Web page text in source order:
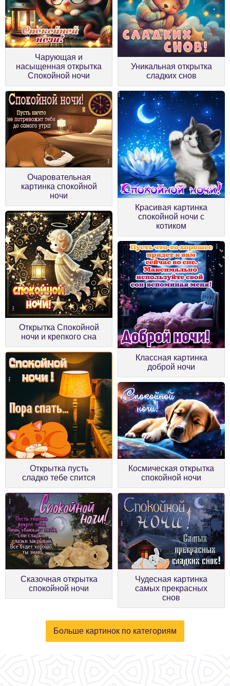
Чарующая и
насыщенная открытка
Спокойной ночи
Уникальная открытка
сладких снов
Очаровательная
картинка спокойной
ночи
Красивая картинка
спокойной ночи с
котиком
Открытка Спокойной
ночи и крепкого сна
Классная картинка
доброй ночи
Открытка пусть
сладко тебе спится
Космическая открытка
спокойной ночи
Сказочная открытка
спокойной ночи
Чудесная картинка
самых прекрасных
снов
Больше картинок по категориям